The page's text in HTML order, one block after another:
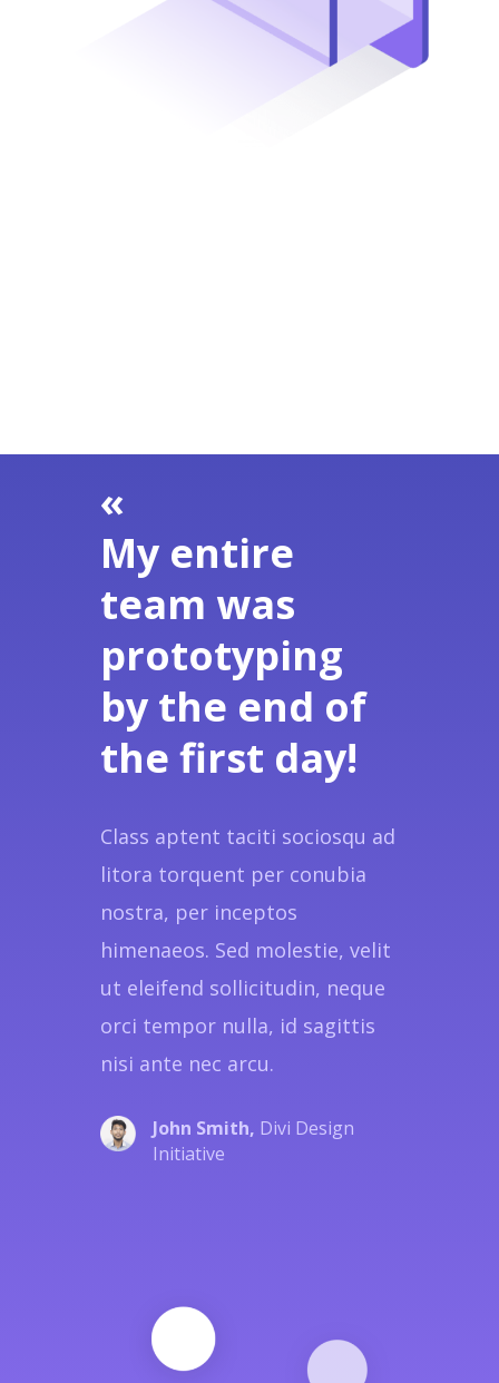
«
My entire
team was
prototyping
by the end of
the first day!
Class aptent taciti sociosqu ad
litora torquent per conubia
nostra, per inceptos
himenaeos. Sed molestie, velit
ut eleifend sollicitudin, neque
orci tempor nulla, id sagittis
nisi ante nec arcu.
John Smith, Divi Design
Initiative